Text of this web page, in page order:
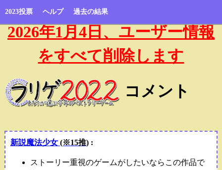
2023投票 ヘルプ 過去の結果
2026年1月4日、ユーザー情報
をすべて削除します
コメント
新説魔法少女 (※15推):
ストーリー重視のゲームがしたいならこの作品で